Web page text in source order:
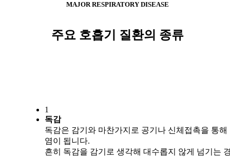
MAJOR RESPIRATORY DISEASE
주요 호흡기 질환의 종류
1
독감
독감은 감기와 마찬가지로 공기나 신체접촉을 통해
염이 됩니다.
흔히 독감을 감기로 생각해 대수롭지 않게 넘기는